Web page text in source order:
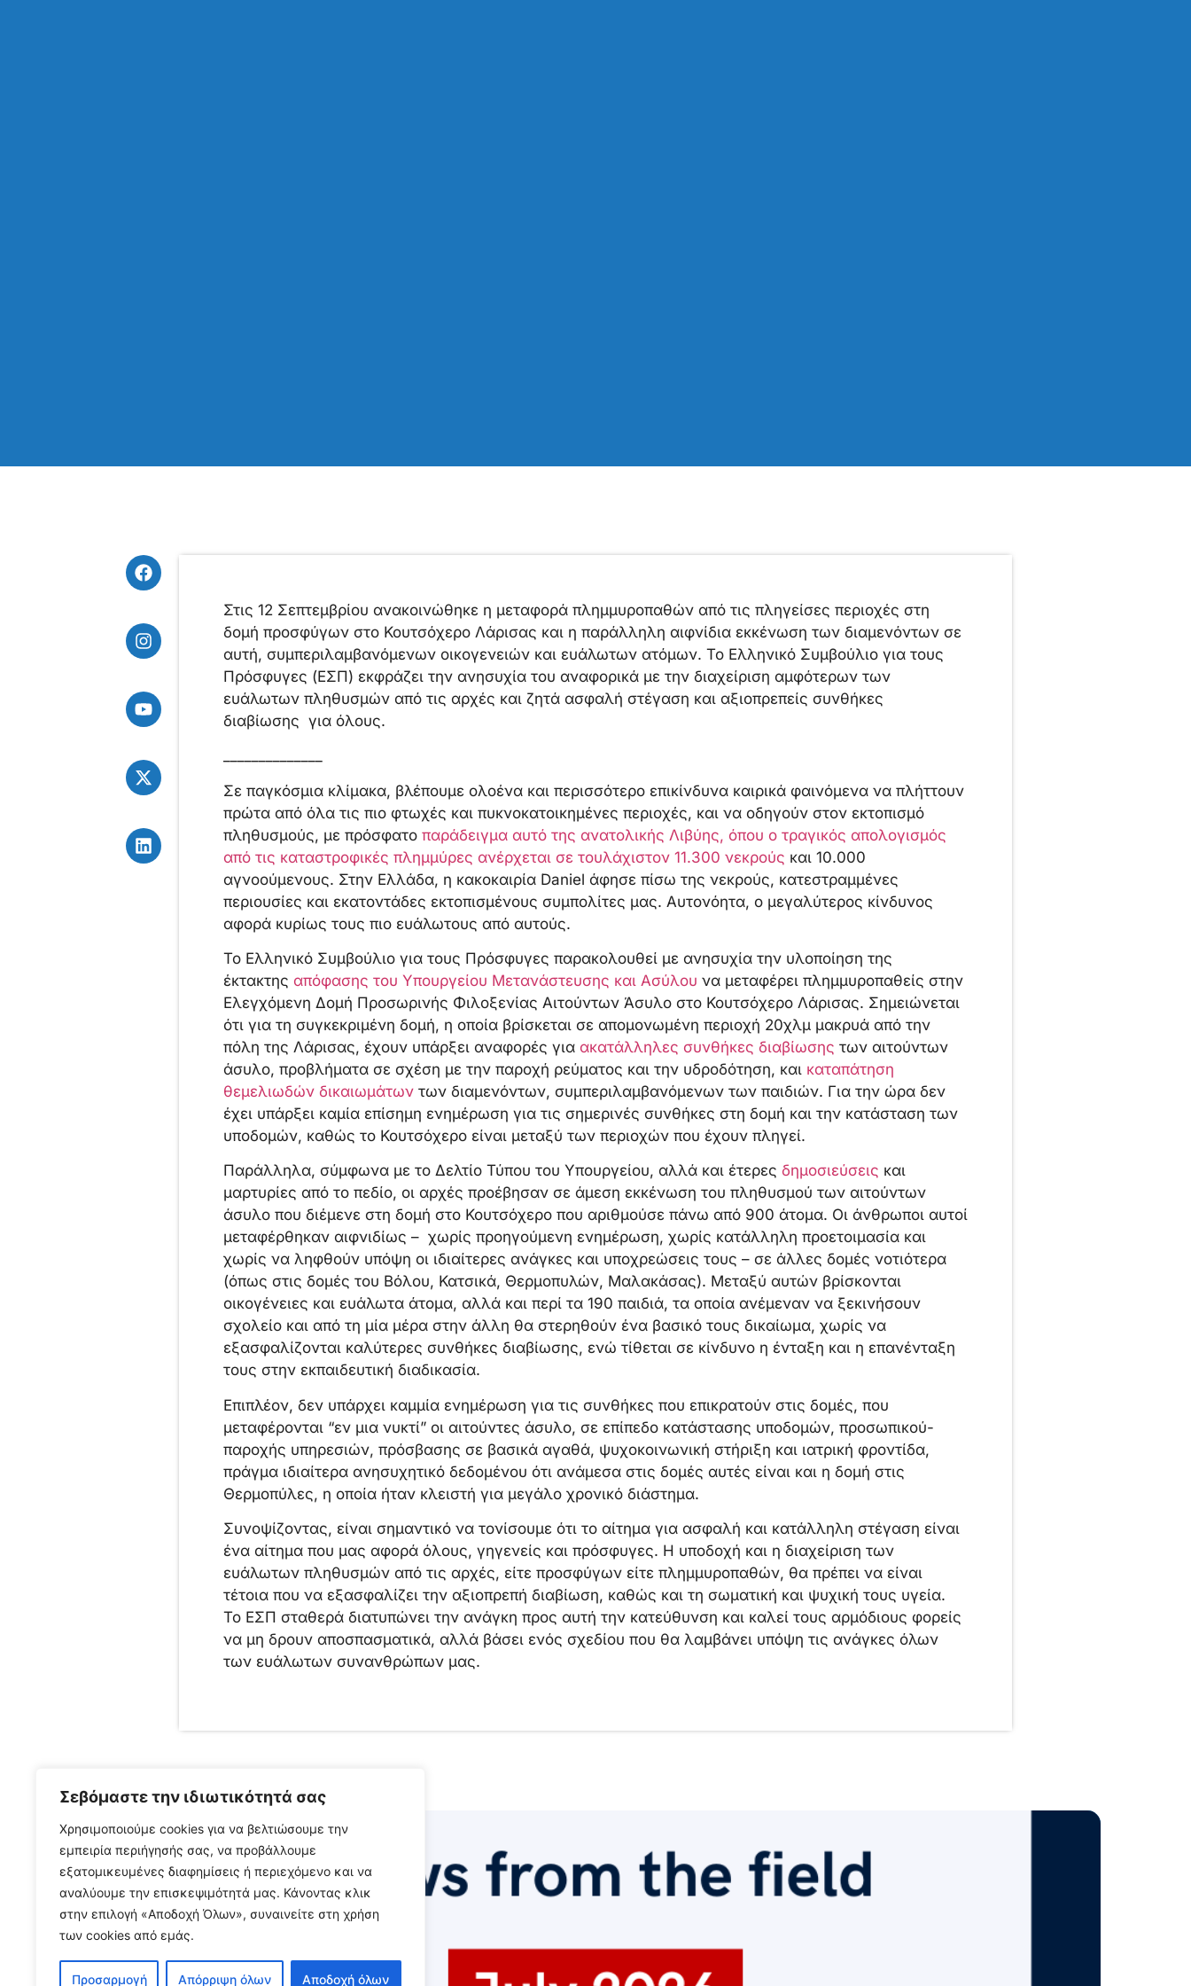
Σεβόμαστε την ιδιωτικότητά σας
Χρησιμοποιούμε cookies για να βελτιώσουμε την
εμπειρία περιήγησής σας, να προβάλλουμε
εξατομικευμένες διαφημίσεις ή περιεχόμενο και να
αναλύουμε την επισκεψιμότητά μας. Κάνοντας κλικ
στην επιλογή «Αποδοχή Όλων», συναινείτε στη χρήση
των cookies από εμάς.
Προσαρμογή Απόρριψη όλων Αποδοχή όλων
Στις 12 Σεπτεμβρίου ανακοινώθηκε η μεταφορά πλημμυροπαθών από τις πληγείσες περιοχές στη
δομή προσφύγων στο Κουτσόχερο Λάρισας και η παράλληλη αιφνίδια εκκένωση των διαμενόντων σε
αυτή, συμπεριλαμβανόμενων οικογενειών και ευάλωτων ατόμων. Το Ελληνικό Συμβούλιο για τους
Πρόσφυγες (ΕΣΠ) εκφράζει την ανησυχία του αναφορικά με την διαχείριση αμφότερων των
ευάλωτων πληθυσμών από τις αρχές και ζητά ασφαλή στέγαση και αξιοπρεπείς συνθήκες
διαβίωσης για όλους.
Σε παγκόσμια κλίμακα, βλέπουμε ολοένα και περισσότερο επικίνδυνα καιρικά φαινόμενα να πλήττουν
πρώτα από όλα τις πιο φτωχές και πυκνοκατοικημένες περιοχές, και να οδηγούν στον εκτοπισμό
πληθυσμούς, με πρόσφατο παράδειγμα αυτό της ανατολικής Λιβύης, όπου ο τραγικός απολογισμός
από τις καταστροφικές πλημμύρες ανέρχεται σε τουλάχιστον 11.300 νεκρούς και 10.000
αγνοούμενους. Στην Ελλάδα, η κακοκαιρία Daniel άφησε πίσω της νεκρούς, κατεστραμμένες
περιουσίες και εκατοντάδες εκτοπισμένους συμπολίτες μας. Αυτονόητα, ο μεγαλύτερος κίνδυνος
αφορά κυρίως τους πιο ευάλωτους από αυτούς.
Το Ελληνικό Συμβούλιο για τους Πρόσφυγες παρακολουθεί με ανησυχία την υλοποίηση της
έκτακτης απόφασης του Υπουργείου Μετανάστευσης και Ασύλου να μεταφέρει πλημμυροπαθείς στην
Ελεγχόμενη Δομή Προσωρινής Φιλοξενίας Αιτούντων Άσυλο στο Κουτσόχερο Λάρισας. Σημειώνεται
ότι για τη συγκεκριμένη δομή, η οποία βρίσκεται σε απομονωμένη περιοχή 20χλμ μακρυά από την
πόλη της Λάρισας, έχουν υπάρξει αναφορές για ακατάλληλες συνθήκες διαβίωσης των αιτούντων
άσυλο, προβλήματα σε σχέση με την παροχή ρεύματος και την υδροδότηση, και καταπάτηση
θεμελιωδών δικαιωμάτωντων διαμενόντων, συμπεριλαμβανόμενων των παιδιών. Για την ώρα δεν
έχει υπάρξει καμία επίσημη ενημέρωση για τις σημερινές συνθήκες στη δομή και την κατάσταση των
υποδομών, καθώς το Κουτσόχερο είναι μεταξύ των περιοχών που έχουν πληγεί.
Παράλληλα, σύμφωνα με το Δελτίο Τύπου του Υπουργείου, αλλά και έτερες δημοσιεύσεις και
μαρτυρίες από το πεδίο, οι αρχές προέβησαν σε άμεση εκκένωση του πληθυσμού των αιτούντων
άσυλο που διέμενε στη δομή στο Κουτσόχερο που αριθμούσε πάνω από 900 άτομα. Οι άνθρωποι αυτοί
μεταφέρθηκαν αιφνιδίως – χωρίς προηγούμενη ενημέρωση, χωρίς κατάλληλη προετοιμασία και
χωρίς να ληφθούν υπόψη οι ιδιαίτερες ανάγκες και υποχρεώσεις τους – σε άλλες δομές νοτιότερα
(όπως στις δομές του Βόλου, Κατσικά, Θερμοπυλών, Μαλακάσας). Μεταξύ αυτών βρίσκονται
οικογένειες και ευάλωτα άτομα, αλλά και περί τα 190 παιδιά, τα οποία ανέμεναν να ξεκινήσουν
σχολείο και από τη μία μέρα στην άλλη θα στερηθούν ένα βασικό τους δικαίωμα, χωρίς να
εξασφαλίζονται καλύτερες συνθήκες διαβίωσης, ενώ τίθεται σε κίνδυνο η ένταξη και η επανένταξη
τους στην εκπαιδευτική διαδικασία.
Επιπλέον, δεν υπάρχει καμμία ενημέρωση για τις συνθήκες που επικρατούν στις δομές, που
μεταφέρονται “εν μια νυκτί” οι αιτούντες άσυλο, σε επίπεδο κατάστασης υποδομών, προσωπικού-
παροχής υπηρεσιών, πρόσβασης σε βασικά αγαθά, ψυχοκοινωνική στήριξη και ιατρική φροντίδα,
πράγμα ιδιαίτερα ανησυχητικό δεδομένου ότι ανάμεσα στις δομές αυτές είναι και η δομή στις
Θερμοπύλες, η οποία ήταν κλειστή για μεγάλο χρονικό διάστημα.
Συνοψίζοντας, είναι σημαντικό να τονίσουμε ότι το αίτημα για ασφαλή και κατάλληλη στέγαση είναι
ένα αίτημα που μας αφορά όλους, γηγενείς και πρόσφυγες. Η υποδοχή και η διαχείριση των
ευάλωτων πληθυσμών από τις αρχές, είτε προσφύγων είτε πλημμυροπαθών, θα πρέπει να είναι
τέτοια που να εξασφαλίζει την αξιοπρεπή διαβίωση, καθώς και τη σωματική και ψυχική τους υγεία.
Το ΕΣΠ σταθερά διατυπώνει την ανάγκη προς αυτή την κατεύθυνση και καλεί τους αρμόδιους φορείς
να μη δρουν αποσπασματικά, αλλά βάσει ενός σχεδίου που θα λαμβάνει υπόψη τις ανάγκες όλων
των ευάλωτων συνανθρώπων μας.
Δελτία Τύπου ,Νέα,Νέα από το πεδίο